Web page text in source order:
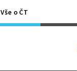
Vše o ČT